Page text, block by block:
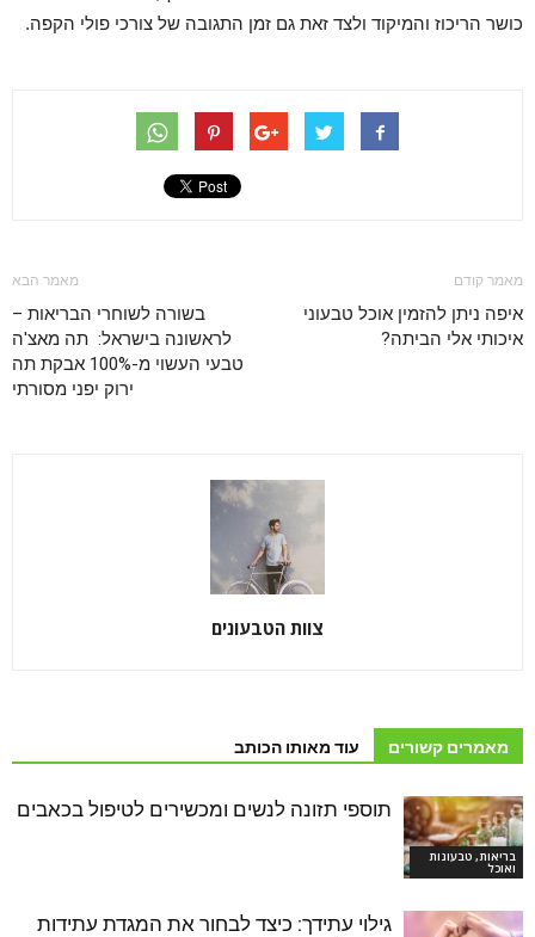
כושר הריכוז והמיקוד ולצד זאת גם זמן התגובה של צורכי פולי הקפה.
מאמר קודם
איפה ניתן להזמין אוכל טבעוני
איכותי אלי הביתה?
מאמר הבא
בשורה לשוחרי הבריאות –
לראשונה בישראל: תה מאצ'ה
טבעי העשוי מ-100% אבקת תה
ירוק יפני מסורתי
צוות הטבעונים
מאמרים קשורים עוד מאותו הכותב
בריאות, טבעונות
ואוכל
תוספי תזונה לנשים ומכשירים לטיפול בכאבים
גילוי עתידך: כיצד לבחור את המגדת עתידות